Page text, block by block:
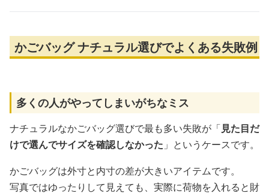
かごバッグ ナチュラル選びでよくある失敗例
多くの人がやってしまいがちなミス
ナチュラルなかごバッグ選びで最も多い失敗が「見た目だ
けで選んでサイズを確認しなかった 」というケースです。
かごバッグは外寸と内寸の差が大きいアイテムです。
写真ではゆったりして見えても、実際に荷物を入れると財